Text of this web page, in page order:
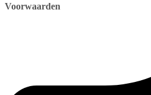
Voorwaarden